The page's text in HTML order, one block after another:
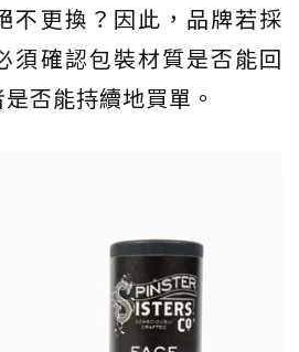
不更換？因此，品牌若採
須確認包裝材質是否能回
否能持續地買單。